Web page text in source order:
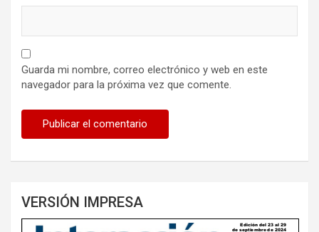
Guarda mi nombre, correo electrónico y web en este
navegador para la próxima vez que comente.
VERSIÓN IMPRESA